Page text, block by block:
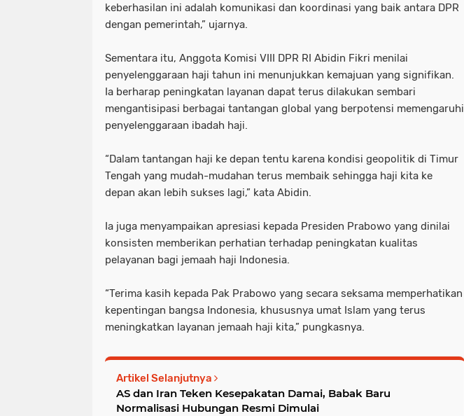
keberhasilan ini adalah komunikasi dan koordinasi yang baik antara DPR
dengan pemerintah,” ujarnya.
Sementara itu, Anggota Komisi VIII DPR RI Abidin Fikri menilai
penyelenggaraan haji tahun ini menunjukkan kemajuan yang signifikan.
Ia berharap peningkatan layanan dapat terus dilakukan sembari
mengantisipasi berbagai tantangan global yang berpotensi memengaruhi
penyelenggaraan ibadah haji.
“Dalam tantangan haji ke depan tentu karena kondisi geopolitik di Timur
Tengah yang mudah-mudahan terus membaik sehingga haji kita ke
depan akan lebih sukses lagi,” kata Abidin.
Ia juga menyampaikan apresiasi kepada Presiden Prabowo yang dinilai
konsisten memberikan perhatian terhadap peningkatan kualitas
pelayanan bagi jemaah haji Indonesia.
“Terima kasih kepada Pak Prabowo yang secara seksama memperhatikan
kepentingan bangsa Indonesia, khususnya umat Islam yang terus
meningkatkan layanan jemaah haji kita,” pungkasnya.
Artikel Selanjutnya
AS dan Iran Teken Kesepakatan Damai, Babak Baru
Normalisasi Hubungan Resmi Dimulai